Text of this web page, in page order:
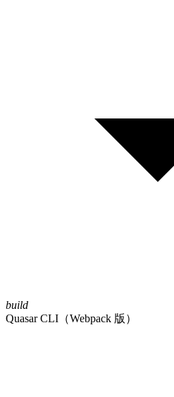
build
Quasar CLI（Webpack 版）